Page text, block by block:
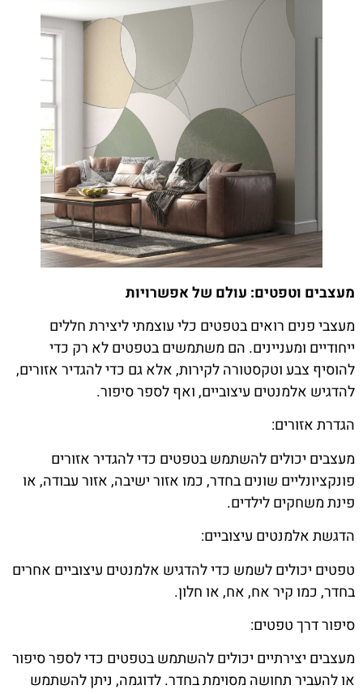
מעצבים וטפטים: עולם של אפשרויות
מעצבי פנים רואים בטפטים כלי עוצמתי ליצירת חללים
ייחודיים ומעניינים. הם משתמשים בטפטים לא רק כדי
להוסיף צבע וטקסטורה לקירות, אלא גם כדי להגדיר אזורים,
להדגיש אלמנטים עיצוביים, ואף לספר סיפור.
הגדרת אזורים:
מעצבים יכולים להשתמש בטפטים כדי להגדיר אזורים
פונקציונליים שונים בחדר, כמו אזור ישיבה, אזור עבודה, או
פינת משחקים לילדים.
הדגשת אלמנטים עיצוביים:
טפטים יכולים לשמש כדי להדגיש אלמנטים עיצוביים אחרים
בחדר, כמו קיר אח, אח, או חלון.
סיפור דרך טפטים:
מעצבים יצירתיים יכולים להשתמש בטפטים כדי לספר סיפור
או להעביר תחושה מסוימת בחדר. לדוגמה, ניתן להשתמש